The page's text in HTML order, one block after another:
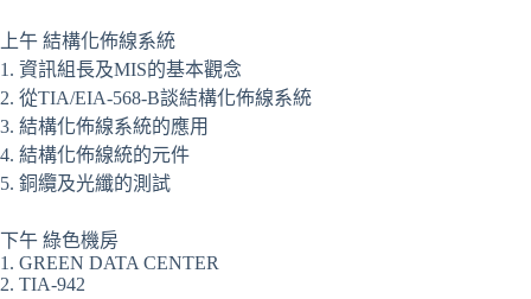
上午 結構化佈線系統
1. 資訊組長及MIS的基本觀念
2. 從TIA/EIA-568-B談結構化佈線系統
3. 結構化佈線系統的應用
4. 結構化佈線統的元件
5. 銅纜及光纖的測試
下午 綠色機房
1. GREEN DATA CENTER
2. TIA-942